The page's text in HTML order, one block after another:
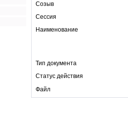
Созыв
Сессия
Наименование
Тип документа
Статус действия
Файл